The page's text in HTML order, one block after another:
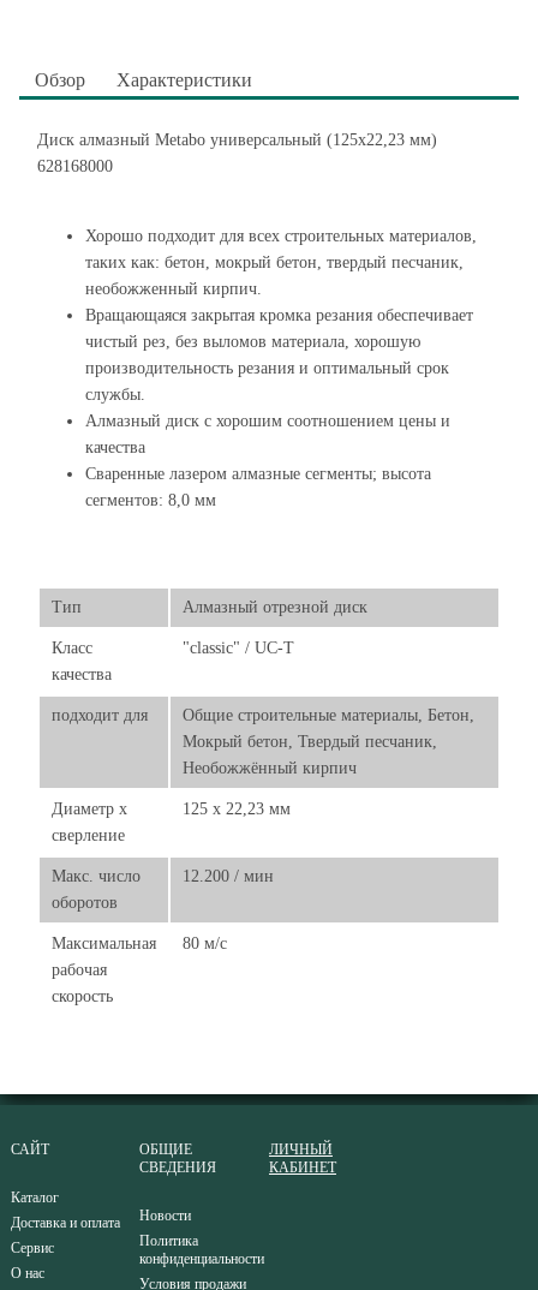
Обзор Характеристики
Диск алмазный Metabo универсальный (125x22,23 мм)
628168000
Хорошо подходит для всех строительных материалов,
таких как: бетон, мокрый бетон, твердый песчаник,
необожженный кирпич.
Вращающаяся закрытая кромка резания обеспечивает
чистый рез, без выломов материала, хорошую
производительность резания и оптимальный срок
службы.
Алмазный диск с хорошим соотношением цены и
качества
Сваренные лазером алмазные сегменты; высота
сегментов: 8,0 мм
Тип Алмазный отрезной диск
Класс
качества
"classic" / UC-T
подходит для
Общие строительные материалы, Бетон,
Мокрый бетон, Твердый песчаник,
Необожжённый кирпич
Диаметр х
сверление
125 x 22,23 мм
Макс. число
оборотов
12.200 / мин
Максимальная
рабочая
скорость
80 м/с
САЙТ
Каталог
Доставка и оплата
Сервис
О нас
ОБЩИЕ
СВЕДЕНИЯ
Новости
Политика
конфиденциальности
Условия продажи
ЛИЧНЫЙ
КАБИНЕТ